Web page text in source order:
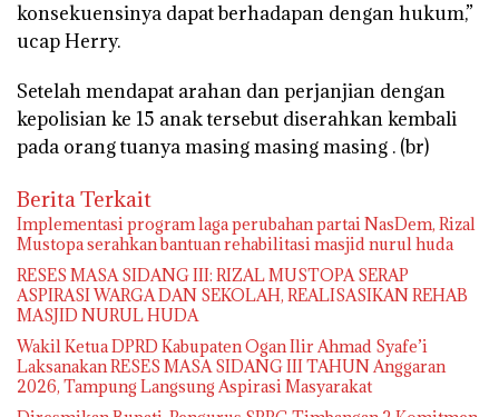
konsekuensinya dapat berhadapan dengan hukum,”
ucap Herry.
Setelah mendapat arahan dan perjanjian dengan
kepolisian ke 15 anak tersebut diserahkan kembali
pada orang tuanya masing masing masing . (br)
Berita Terkait
Implementasi program laga perubahan partai NasDem, Rizal
RESES MASA SIDANG III: RIZAL MUSTOPA SERAP
ASPIRASI WARGA DAN SEKOLAH, REALISASIKAN REHAB
MASJID NURUL HUDA
Wakil Ketua DPRD Kabupaten Ogan Ilir Ahmad Syafe’i
Laksanakan RESES MASA SIDANG III TAHUN Anggaran
2026, Tampung Langsung Aspirasi Masyarakat